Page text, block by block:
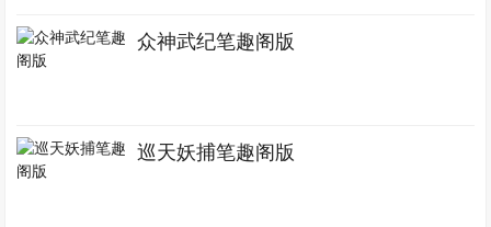
众神武纪笔趣阁版
巡天妖捕笔趣阁版